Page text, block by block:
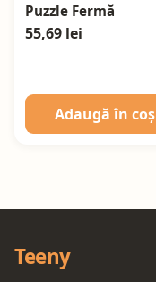
Puzzle Fermă
55,69 lei
Adaugă în coș
Teeny